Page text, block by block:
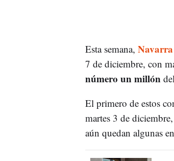
Esta semana,
7 de diciembre, con
número un millón
El primero de estos
martes 3 de diciembre,
aún quedan algunas